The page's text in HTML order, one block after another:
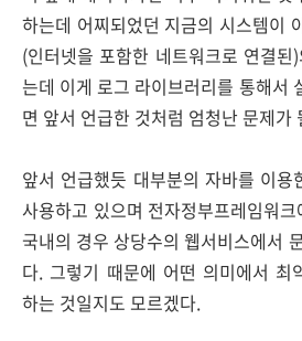
하는데 어찌되었던 지금의 시스템이
(인터넷을 포함한 네트워크로 연결
는데 이게 로그 라이브러리를 통해서
면 앞서 언급한 것처럼 엄청난 문제가
앞서 언급했듯 대부분의 자바를 이
사용하고 있으며 전자정부프레임워
국내의 경우 상당수의 웹서비스에서
다. 그렇기 때문에 어떤 의미에서 최
하는 것일지도 모르겠다.